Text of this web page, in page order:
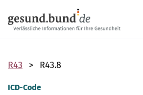
R43 R43.8
ICD-Code